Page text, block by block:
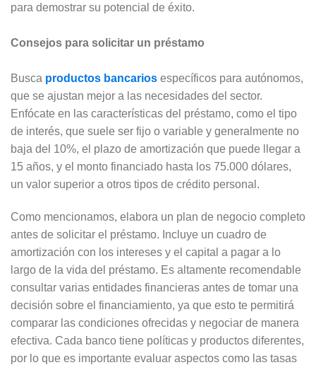
para demostrar su potencial de éxito.
Consejos para solicitar un préstamo
Busca productos bancarios específicos para autónomos,
que se ajustan mejor a las necesidades del sector.
Enfócate en las características del préstamo, como el tipo
de interés, que suele ser fijo o variable y generalmente no
baja del 10%, el plazo de amortización que puede llegar a
15 años, y el monto financiado hasta los 75.000 dólares,
un valor superior a otros tipos de crédito personal.
Como mencionamos, elabora un plan de negocio completo
antes de solicitar el préstamo. Incluye un cuadro de
amortización con los intereses y el capital a pagar a lo
largo de la vida del préstamo. Es altamente recomendable
consultar varias entidades financieras antes de tomar una
decisión sobre el financiamiento, ya que esto te permitirá
comparar las condiciones ofrecidas y negociar de manera
efectiva. Cada banco tiene políticas y productos diferentes,
por lo que es importante evaluar aspectos como las tasas